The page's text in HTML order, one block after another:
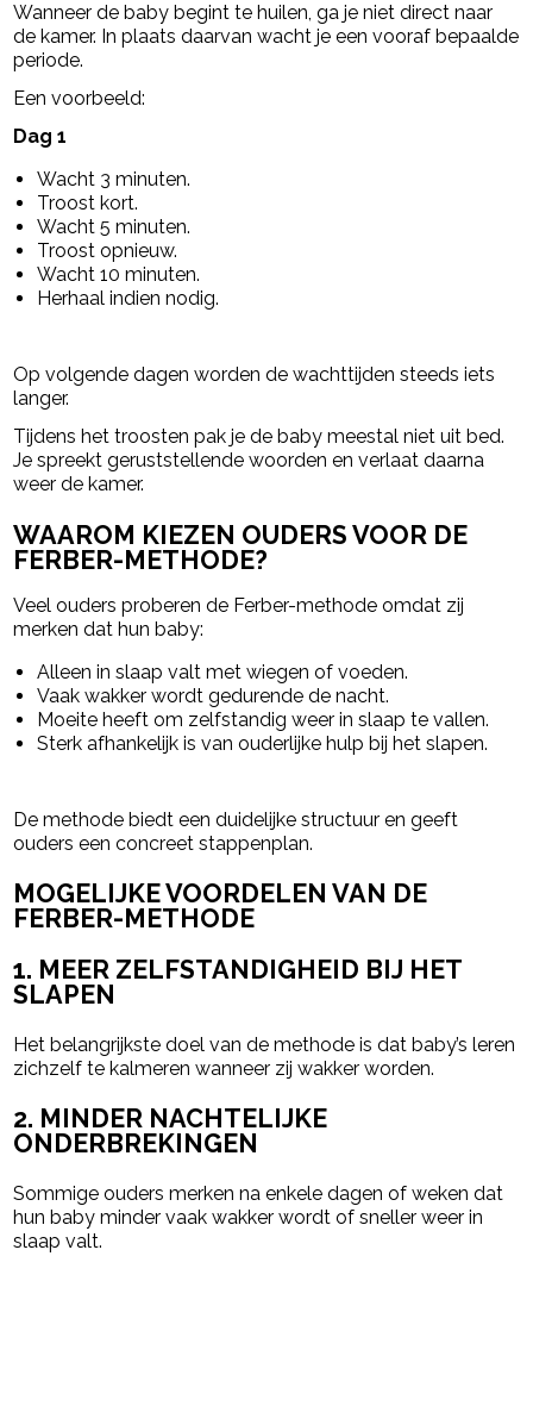
Wanneer de baby begint te huilen, ga je niet direct naar
de kamer. In plaats daarvan wacht je een vooraf bepaalde
periode.
Een voorbeeld:
Dag 1
Wacht 3 minuten.
Troost kort.
Wacht 5 minuten.
Troost opnieuw.
Wacht 10 minuten.
Herhaal indien nodig.
Op volgende dagen worden de wachttijden steeds iets
langer.
Tijdens het troosten pak je de baby meestal niet uit bed.
Je spreekt geruststellende woorden en verlaat daarna
weer de kamer.
WAAROM KIEZEN OUDERS VOOR DE
FERBER-METHODE?
Veel ouders proberen de Ferber-methode omdat zij
merken dat hun baby:
Alleen in slaap valt met wiegen of voeden.
Vaak wakker wordt gedurende de nacht.
Moeite heeft om zelfstandig weer in slaap te vallen.
Sterk afhankelijk is van ouderlijke hulp bij het slapen.
De methode biedt een duidelijke structuur en geeft
ouders een concreet stappenplan.
MOGELIJKE VOORDELEN VAN DE
FERBER-METHODE
1. MEER ZELFSTANDIGHEID BIJ HET
SLAPEN
Het belangrijkste doel van de methode is dat baby’s leren
zichzelf te kalmeren wanneer zij wakker worden.
2. MINDER NACHTELIJKE
ONDERBREKINGEN
Sommige ouders merken na enkele dagen of weken dat
hun baby minder vaak wakker wordt of sneller weer in
slaap valt.